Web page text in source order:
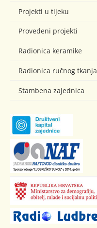
Projekti u tijeku
Provedeni projekti
Radionica keramike
Radionica ručnog tkanja
Stambena zajednica